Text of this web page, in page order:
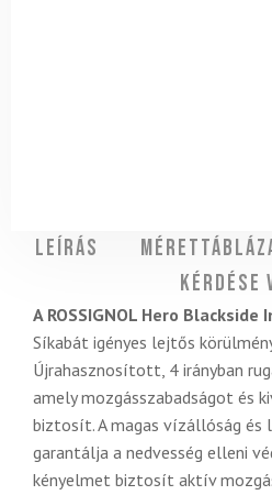
Leírás
Kérdése
A ROSSIGNOL Hero Blackside
Síkabát igényes lejtős
Újrahasznosított, 4 irányban
amely mozgásszabadságot és
biztosít. A magas vízállóság és
garantálja a nedvesség elleni
kényelmet biztosít aktív